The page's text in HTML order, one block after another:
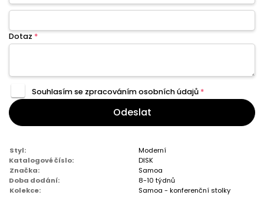
Dotaz *
Souhlasím se zpracovánímosobních údajů *
Odeslat
Styl:
Moderní
Katalogové číslo:
DISK
Značka:
Samoa
Doba dodání:
8-10 týdnů
Kolekce:
Samoa - konferenční stolky